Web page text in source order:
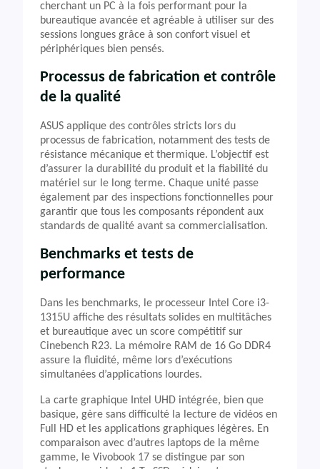
cherchant un PC à la fois performant pour la
bureautique avancée et agréable à utiliser sur des
sessions longues grâce à son confort visuel et
périphériques bien pensés.
Processus de fabrication et contrôle
de la qualité
ASUS applique des contrôles stricts lors du
processus de fabrication, notamment des tests de
résistance mécanique et thermique. L’objectif est
d’assurer la durabilité du produit et la fiabilité du
matériel sur le long terme. Chaque unité passe
également par des inspections fonctionnelles pour
garantir que tous les composants répondent aux
standards de qualité avant sa commercialisation.
Benchmarks et tests de
performance
Dans les benchmarks, le processeur Intel Core i3-
1315U affiche des résultats solides en multitâches
et bureautique avec un score compétitif sur
Cinebench R23. La mémoire RAM de 16 Go DDR4
assure la fluidité, même lors d’exécutions
simultanées d’applications lourdes.
La carte graphique Intel UHD intégrée, bien que
basique, gère sans difficulté la lecture de vidéos en
Full HD et les applications graphiques légères. En
comparaison avec d’autres laptops de la même
gamme, le Vivobook 17 se distingue par son